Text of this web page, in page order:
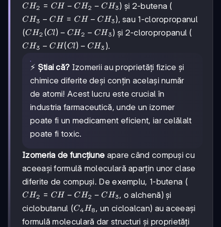
CH_2=CH-
CH_2-
CH_3
CH2 = CH − CH2 − CH3 ) și 2-butena (
CH_3-
CH=CH-
CH_3
CH3 − CH = CH − CH3 ), sau 1-cloropropanul
(CH_2(Cl)-
CH_2-
CH_3
CH2 (Cl) − CH 2 − CH 3 ) și 2-cloropropanul (
CH_3-
CH_3
CH3 − CH(Cl) − CH3 ).
⚡ Știai că? Izomerii au proprietăți fizice și
chimice diferite deși conțin același număr
de atomi! Acest lucru este crucial în
industria farmaceutică, unde un izomer
poate fi un medicament eficient, iar celălalt
poate fi toxic.
Izomeria de funcțiune apare când compuși cu
aceeași formulă moleculară aparțin unor clase
diferite de compuși. De exemplu, 1-butena (
CH_2=CH-
CH_2-
CH_3
CH2 = CH − CH2 − CH3 , o alchenă) și
ciclobutanul (C_4H_8
C4H8 , un cicloalcan) au aceeași
formulă moleculară dar structuri și proprietăți